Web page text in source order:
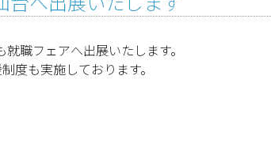
職フェアへ出展いたします。
度も実施しております。